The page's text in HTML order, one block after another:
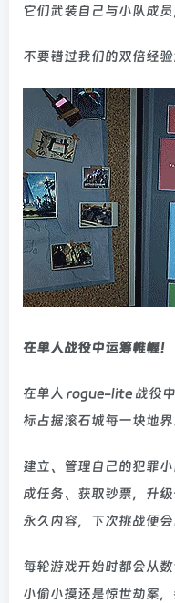
它们武装自己与小队成
不要错过我们的双倍经
在单人战役中运筹帷幄！
在单人 rogue-lite 战役
标占据滚石城每一块地界
建立、管理自己的犯罪
成任务、获取钞票，升
永久内容，下次挑战便会
每轮游戏开始时都会从
小偷小摸还是惊世劫案